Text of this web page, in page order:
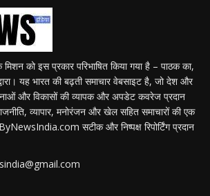
को इस प्रकार परिभाषित किया गया है – पाठक का,
यह भारत की बढ़ती समाचार वेबसाइट है, जो देश और
और विकासों की व्यापक और अपडेट कवरेज प्रदान
व्यापार, मनोरंजन और खेल सहित समाचारों की एक
सटीक और निष्पक्ष रिपोर्टिंग प्रदान